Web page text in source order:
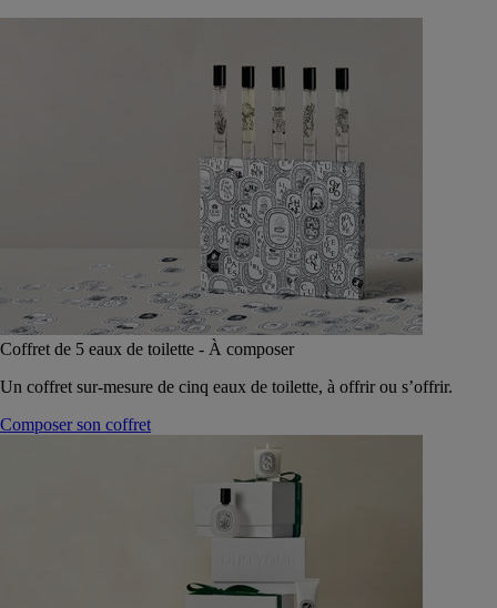
Coffret de 5 eaux de toilette - À composer
Un coffret sur-mesure de cinq eaux de toilette, à offrir ou s’offrir.
Composer son coffret